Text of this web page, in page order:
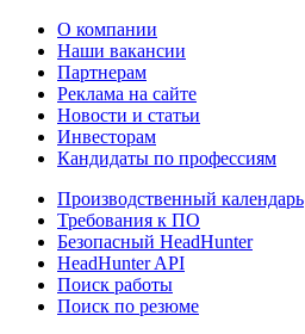
О компании
Наши вакансии
Партнерам
Реклама на сайте
Новости и статьи
Инвесторам
Кандидаты по профессиям
Производственный календарь
Требования к ПО
Безопасный HeadHunter
HeadHunter API
Поиск работы
Поиск по резюме